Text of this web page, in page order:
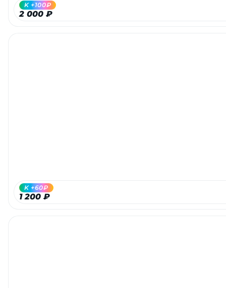
2 000 ₽
K +100₽
1 200 ₽
K +60₽